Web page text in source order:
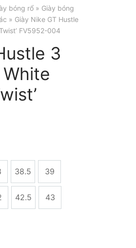
bóng rổ » Giày bóng
» Giày Nike GT Hustle
FV5952-004
3
White
38.5 39
42.5 43